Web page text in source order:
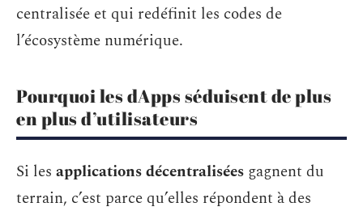
centralisée et qui redéfinit les codes de
l’écosystème numérique.
Pourquoi les dApps séduisent de plus
en plus d’utilisateurs
Si les applications décentralisées gagnent du
terrain, c’est parce qu’elles répondent à des